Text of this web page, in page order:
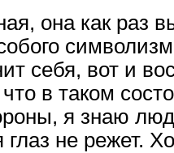
она как раз
себя, вот и
в таком
я знаю
не режет.